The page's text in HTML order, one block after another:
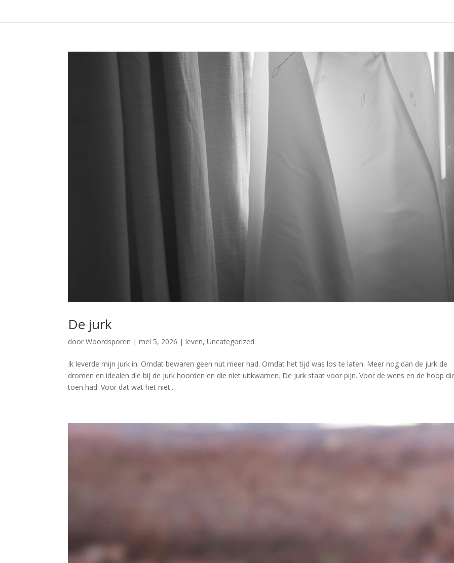
De jurk
doorWoordsporen |mei 5, 2026 |leven,Uncategorized
Ik leverde mijn jurk in. Omdat bewaren geen nut meer had. Omdat het tijd was los te laten. Meer nog dan de jurk de
dromen en idealen die bij de jurk hoorden en die niet uitkwamen. De jurk staat voor pijn. Voor de wens en de hoop
toen had. Voor dat wat het niet...